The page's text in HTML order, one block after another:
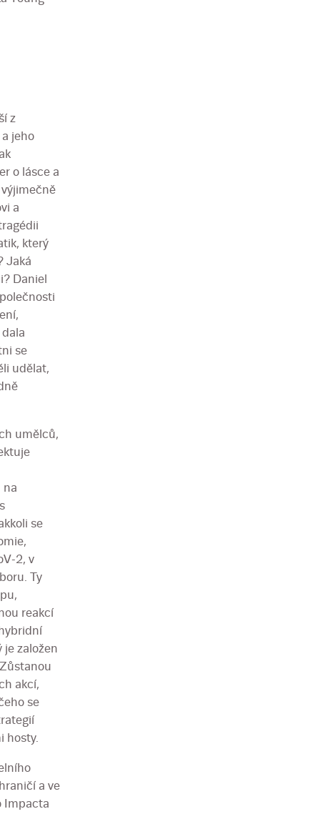
z
jeho
o lásce a
a
který
Jaká
Daniel
se
udělat,
umělců,
na
se
2, v
Ty
reakcí
založen
akcí,
se
hosty.
a ve
Impacta